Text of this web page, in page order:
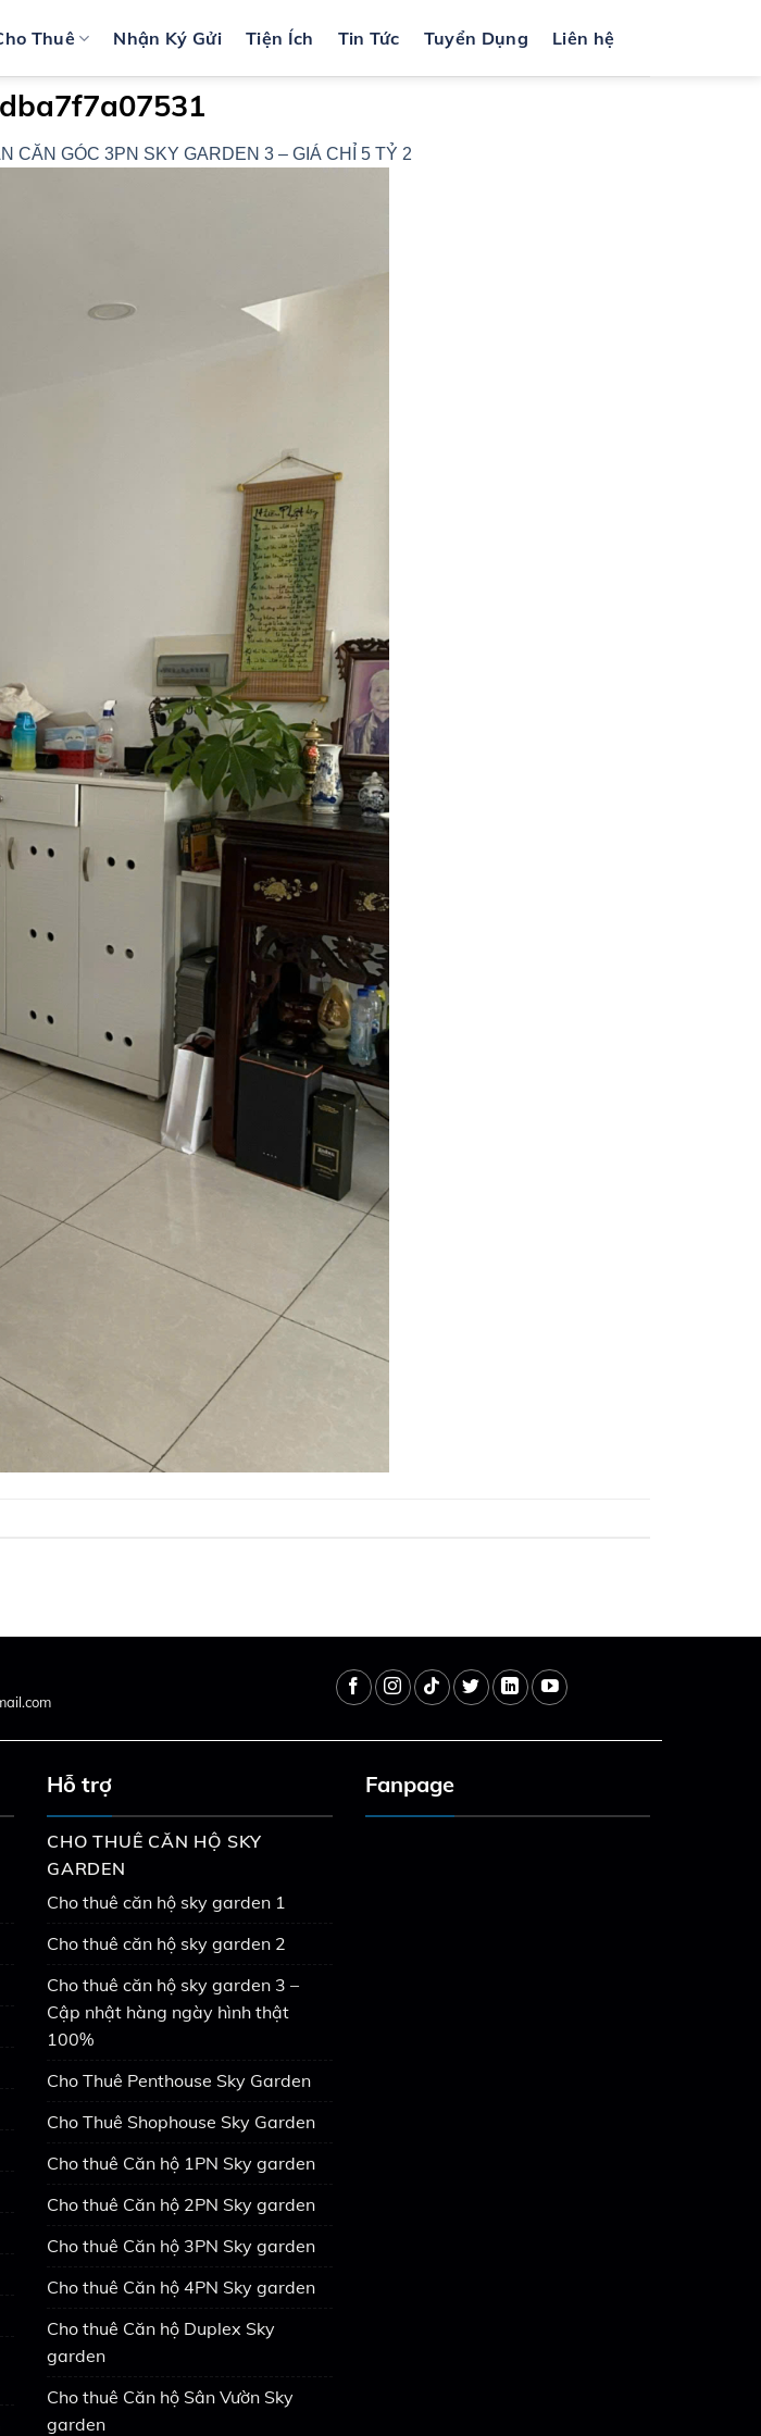
Thuê Nhận Ký Gửi Tiện Ích Tin Tức Tuyển Dụng Liên hệ
CĂN GÓC 3PN SKY GARDEN 3 – GIÁ CHỈ 5 TỶ 2
Hỗ trợ
CHO THUÊ CĂN HỘ SKY
GARDEN
Cho thuê căn hộ sky garden 1
Cho thuê căn hộ sky garden 2
Cho thuê căn hộ sky garden 3 –
Cập nhật hàng ngày hình thật
100%
Cho Thuê Penthouse Sky Garden
Cho Thuê Shophouse Sky Garden
Cho thuê Căn hộ 1PN Sky garden
Cho thuê Căn hộ 2PN Sky garden
Cho thuê Căn hộ 3PN Sky garden
Cho thuê Căn hộ 4PN Sky garden
Cho thuê Căn hộ Duplex Sky
garden
Cho thuê Căn hộ Sân Vườn Sky
garden
Fanpage